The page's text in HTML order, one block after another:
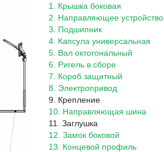
1. Крышка боковая
2. Направляющее устройство
3. Подшипник
4. Капсула универсальная
5. Вал октогональный
6. Ригель в сборе
7. Короб защитный
8. Электропривод
9. Крепление
10. Направляющая шина
11. Заглушка
12. Замок боковой
13. Концевой профиль